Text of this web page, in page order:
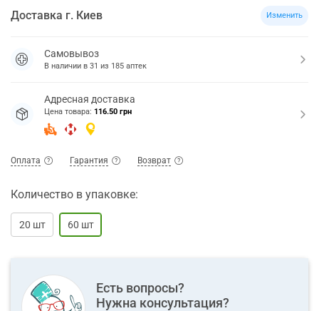
Доставка г. Киев Изменить
Самовывоз
В наличии в 31 из 185 аптек
Адресная доставка
Цена товара: 116.50 грн
Оплата Гарантия Возврат
Количество в упаковке:
20 шт 60 шт
Есть вопросы?
Нужна консультация?